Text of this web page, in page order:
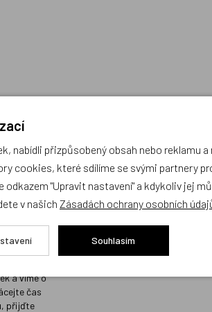
a
máme
a víme o
čas
přijďte
Kvalita
místě
Prodáváme jen
koupili i našim
Sortiment, který
kvalitu, do
nabídli přizpůsobený obsah nebo reklamu
cookies, které sdílíme se svými partnery
odkazem "Upravit nastavení" a kdykoliv jej
v našich Zásadách ochrany osobních
Souhlasím